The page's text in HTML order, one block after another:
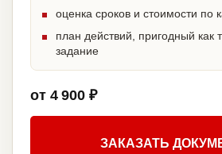
оценка сроков и стоимости по
план действий, пригодный как
задание
от 4 900 ₽
ЗАКАЗАТЬ